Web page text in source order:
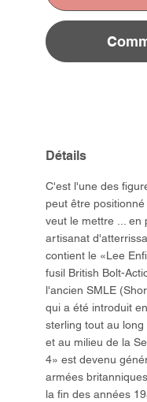
Détails
C'est l'une des
peut être
veut le mettre ... en
artisanat
contient le «Lee
fusil British Bolt-
l'ancien SMLE
qui a été introduit
sterling tout au
et au milieu de la
4» est devenu
armées
la fin des années